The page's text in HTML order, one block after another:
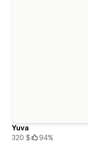
Yuva
320 $
94%